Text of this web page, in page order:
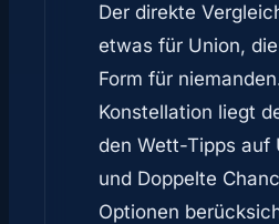
Der direkte
etwas für Union,
Form für
Konstellation liegt
den Wett-Tipps auf
und Doppelte
Optionen